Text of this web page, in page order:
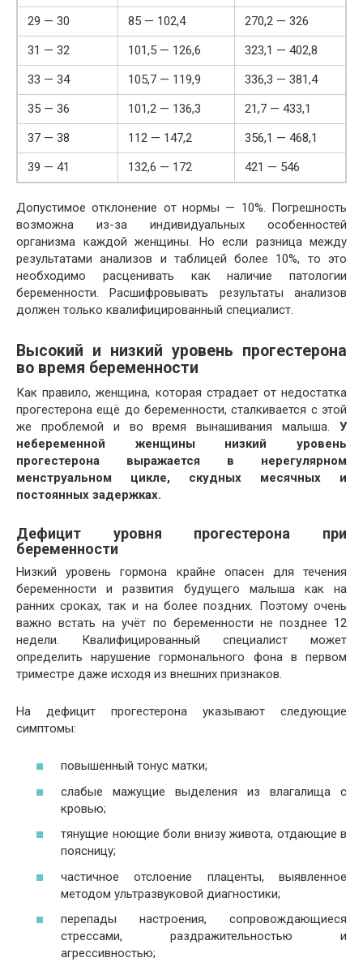
29 — 30
85 — 102,4
270,2 — 326
31 — 32
101,5 — 126,6
323,1 — 402,8
33 — 34
105,7 — 119,9
336,3 — 381,4
35 — 36
101,2 — 136,3
21,7 — 433,1
37 — 38
112 — 147,2
356,1 — 468,1
39 — 41
132,6 — 172 421 — 546
Допустимое отклонение от нормы — 10%. Погрешность
возможна из-за индивидуальных особенностей
организма каждой женщины. Но если разница между
результатами анализов и таблицей более 10%, то это
необходимо расценивать как наличие патологии
беременности. Расшифровывать результаты анализов
должен только квалифицированный специалист.
Высокий и низкий уровень прогестерона
во время беременности
Как правило, женщина, которая страдает от недостатка
прогестерона ещё до беременности, сталкивается с этой
же проблемой и во время вынашивания малыша. У
небеременной женщины низкий уровень
прогестерона выражается в нерегулярном
менструальном цикле, скудных месячных и
постоянных задержках.
Дефицит уровня прогестерона при
беременности
Низкий уровень гормона крайне опасен для течения
беременности и развития будущего малыша как на
ранних сроках, так и на более поздних. Поэтому очень
важно встать на учёт по беременности не позднее 12
недели. Квалифицированный специалист может
определить нарушение гормонального фона в первом
триместре даже исходя из внешних признаков.
На дефицит прогестерона указывают следующие
симптомы:
повышенный тонус матки;
слабые мажущие выделения из влагалища с
кровью;
тянущие ноющие боли внизу живота, отдающие в
поясницу;
частичное отслоение плаценты, выявленное
методом ультразвуковой диагностики;
перепады настроения, сопровождающиеся
стрессами, раздражительностью и
агрессивностью;